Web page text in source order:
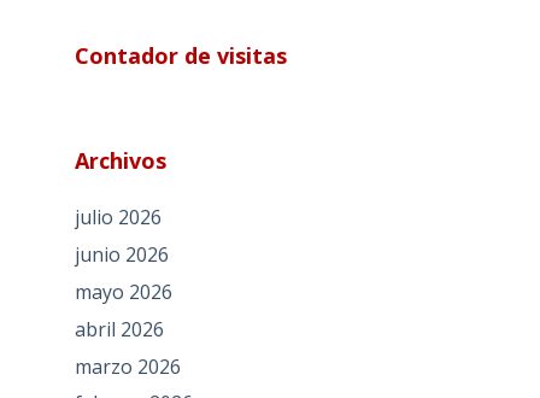
Contador de visitas
Archivos
julio 2026
junio 2026
mayo 2026
abril 2026
marzo 2026